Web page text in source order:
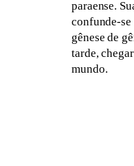
paraense.
confunde-
gênese de
tarde,
mundo.